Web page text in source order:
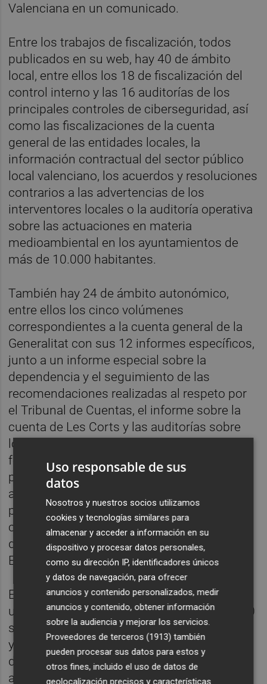
Valenciana en un comunicado.
Entre los trabajos de fiscalización, todos
publicados en su web, hay 40 de ámbito
local, entre ellos los 18 de fiscalización del
control interno y las 16 auditorías de los
principales controles de ciberseguridad, así
como las fiscalizaciones de la cuenta
general de las entidades locales, la
información contractual del sector público
local valenciano, los acuerdos y resoluciones
contrarios a las advertencias de los
interventores locales o la auditoría operativa
sobre las actuaciones en materia
medioambiental en los ayuntamientos de
más de 10.000 habitantes.
También hay 24 de ámbito autonómico,
entre ellos los cinco volúmenes
correspondientes a la cuenta general de la
Generalitat con sus 12 informes específicos,
junto a un informe especial sobre la
dependencia y el seguimiento de las
recomendaciones realizadas al respeto por
el Tribunal de Cuentas, el informe sobre la
cuenta de Les Corts y las auditorías sobre
los servicios de extinción de incendios
forestales, la red de centros públicos y
privados concertados del sistema para la
autonomía personal y atención a las
personas en situación de dependencia, así
como sobre la gestión del servicio de
depuración de aguas residuales por la
EPSAR.
En cuanto a la fiscalización de las cinco
universidades públicas valencianas, en 2020
se fiscalizó el control formal de sus cuentas
y se elaboró un informe sobre la obligación
de establecer un sistema de contabilidad
analítica.
Uso responsable de sus
datos
Nosotros y nuestros socios utilizamos
cookies y tecnologías similares para
almacenar y acceder a información en su
dispositivo y procesar datos personales,
como su dirección IP, identificadores únicos
y datos de navegación, para ofrecer
anuncios y contenido personalizados, medir
anuncios y contenido, obtener información
sobre la audiencia y mejorar los servicios.
Proveedores de terceros (1913) también
pueden procesar sus datos para estos y
otros fines, incluido el uso de datos de
geolocalización precisos y características